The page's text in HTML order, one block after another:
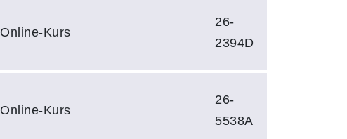
Online-Kurs
26-
2394D
Online-Kurs
26-
5538A